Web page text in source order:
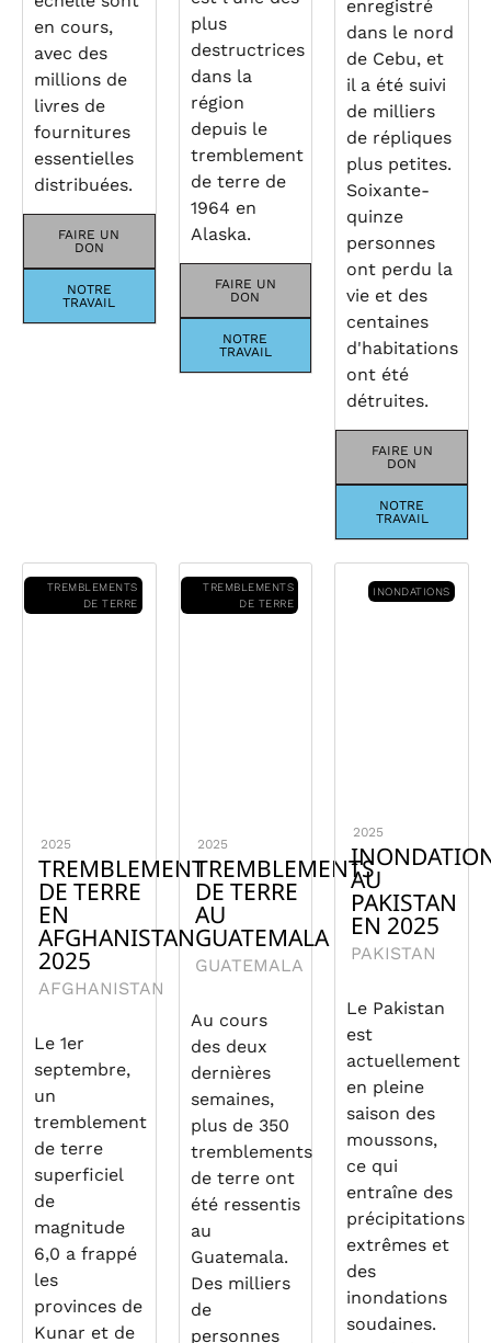
en cours,
avec des
millions de
livres de
fournitures
essentielles
distribuées.
FAIRE UN
DON
NOTRE
TRAVAIL
plus
destructrices
dans la
région
depuis le
tremblement
de terre de
1964 en
Alaska.
FAIRE UN
DON
NOTRE
TRAVAIL
enregistré
dans le nord
de Cebu, et
il a été suivi
de milliers
de répliques
plus petites.
Soixante-
quinze
personnes
ont perdu la
vie et des
centaines
d'habitations
ont été
détruites.
FAIRE UN
DON
NOTRE
TRAVAIL
TREMBLEMENTS
DE TERRE
2025
TREMBLEMENT
DE TERRE
EN
AFGHANISTAN
2025
AFGHANISTAN
Le 1er
septembre,
un
tremblement
de terre
superficiel
de
magnitude
6,0 a frappé
les
provinces de
Kunar et de
TREMBLEMENTS
DE TERRE
2025
TREMBLEMENTS
DE TERRE
AU
GUATEMALA
GUATEMALA
Au cours
des deux
dernières
semaines,
plus de 350
tremblements
de terre ont
été ressentis
au
Guatemala.
Des milliers
de
personnes
INONDATIONS
2025
AU
PAKISTAN
EN 2025
PAKISTAN
Le Pakistan
est
actuellement
en pleine
saison des
moussons,
ce qui
entraîne des
précipitations
extrêmes et
des
inondations
soudaines.